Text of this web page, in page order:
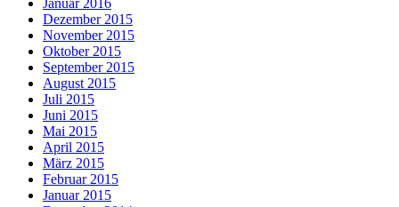
Januar 2016
Dezember 2015
November 2015
Oktober 2015
September 2015
August 2015
Juli 2015
Juni 2015
Mai 2015
April 2015
März 2015
Februar 2015
Januar 2015